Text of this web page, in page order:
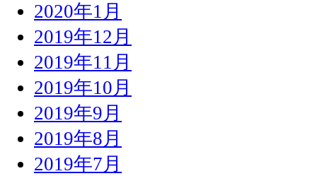
2020年1月
2019年12月
2019年11月
2019年10月
2019年9月
2019年8月
2019年7月